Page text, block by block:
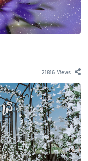
21816 Views